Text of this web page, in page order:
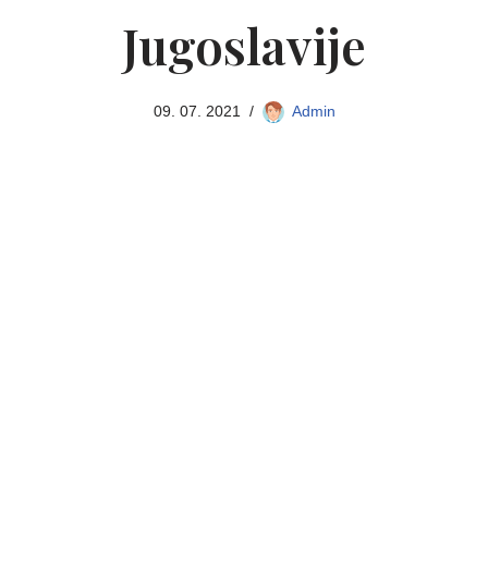
Jugoslavije
09. 07. 2021 Admin